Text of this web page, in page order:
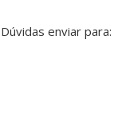
Dúvidas enviar para: